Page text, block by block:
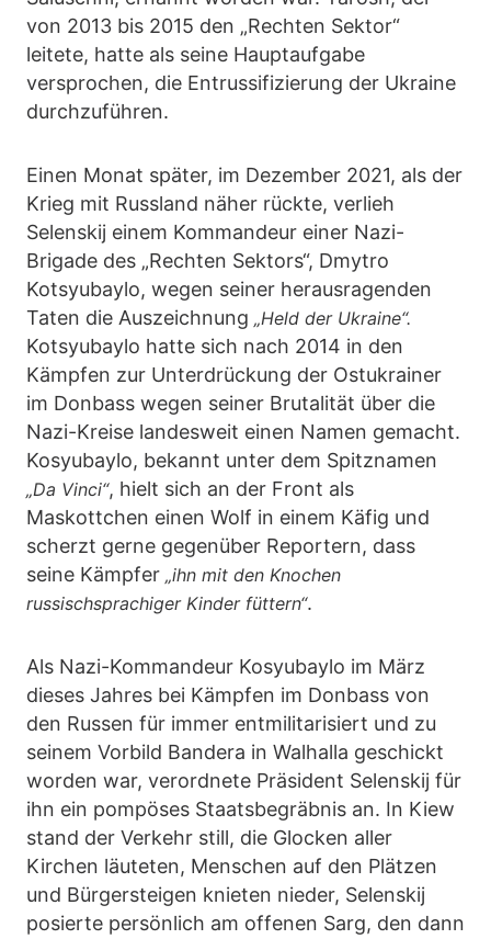
von 2013 bis 2015 den „Rechten Sektor“
leitete, hatte als seine Hauptaufgabe
versprochen, die Entrussifizierung der Ukraine
durchzuführen.
Einen Monat später, im Dezember 2021, als der
Krieg mit Russland näher rückte, verlieh
Selenskij einem Kommandeur einer Nazi-
Brigade des „Rechten Sektors“, Dmytro
Kotsyubaylo, wegen seiner herausragenden
Taten die Auszeichnung „Held der Ukraine“.
Kotsyubaylo hatte sich nach 2014 in den
Kämpfen zur Unterdrückung der Ostukrainer
im Donbass wegen seiner Brutalität über die
Nazi-Kreise landesweit einen Namen gemacht.
Kosyubaylo, bekannt unter dem Spitznamen
„Da Vinci“, hielt sich an der Front als
Maskottchen einen Wolf in einem Käfig und
scherzt gerne gegenüber Reportern, dass
seine Kämpfer „ihn mit den Knochen
russischsprachiger Kinder füttern“.
Als Nazi-Kommandeur Kosyubaylo im März
dieses Jahres bei Kämpfen im Donbass von
den Russen für immer entmilitarisiert und zu
seinem Vorbild Bandera in Walhalla geschickt
worden war, verordnete Präsident Selenskij für
ihn ein pompöses Staatsbegräbnis an. In Kiew
stand der Verkehr still, die Glocken aller
Kirchen läuteten, Menschen auf den Plätzen
und Bürgersteigen knieten nieder, Selenskij
posierte persönlich am offenen Sarg, den dann